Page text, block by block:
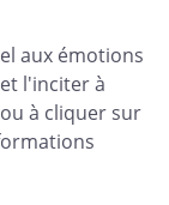
aux émotions
l'inciter à
à cliquer sur